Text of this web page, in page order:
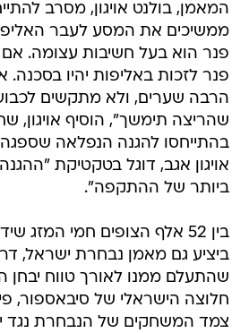
המאמן, בולנט אויגון, מסרב
ממשיכים את המסע לעבר
פנר הוא בעל חשיבות עצומה. אם
פנר לזכות באליפות יהיו בסכנה.
הרבה שערים, ולא מתקשים
שהריצה תימשך", הוסיף אויגון,
אויגון אגב, דוגל בטקטיקת
ביותר של ההתקפה".
בין 52 אלף הצופים חמי המזג
ביציע גם מאמן נבחרת ישראל,
שהתעלם ממנו לאורך טווח יבחן
חלוצה הישראלי של סיבאספור,
צמד המשחקים של הנבחרת נגד